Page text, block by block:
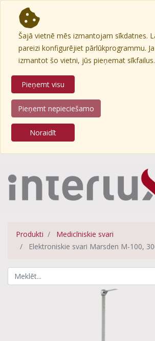
Šajā vietnē mēs izmantojam sīkdatnes.
pareizi konfigurējiet pārlūkprogrammu.
izmantot šo vietni, jūs pieņemat sīkfailus.
Pieņemt visu
Pieņemt nepieciešamo
Noraidīt
Produkti
Medicīniskie svari
Elektroniskie svari Marsden M-100,